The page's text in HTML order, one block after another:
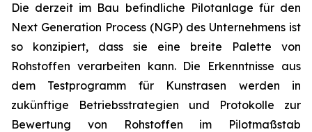
Die derzeit im Bau befindliche Pilotanlage für den
Next Generation Process (NGP) des Unternehmens ist
so konzipiert, dass sie eine breite Palette von
Rohstoffen verarbeiten kann. Die Erkenntnisse aus
dem Testprogramm für Kunstrasen werden in
zukünftige Betriebsstrategien und Protokolle zur
Bewertung von Rohstoffen im Pilotmaßstab